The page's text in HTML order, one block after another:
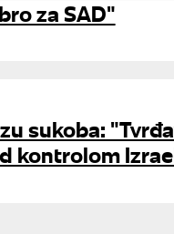
za SAD"
sukoba:
kontrolom